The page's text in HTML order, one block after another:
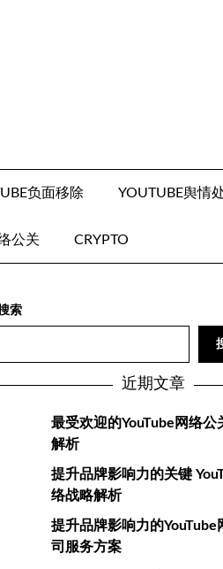
负面移除 YOUTUBE舆情
公关 CRYPTO
索
近期文章
最受欢迎的YouTube网络公
解析
提升品牌影响力的关键
络战略解析
提升品牌影响力的YouTube
司服务方案